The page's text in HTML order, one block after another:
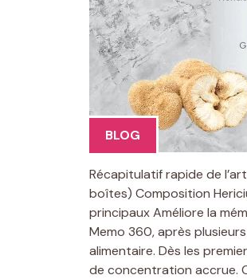
BLOG
Récapitulatif rapide de
boîtes) Composition
principaux Améliore la
Memo 360, après
alimentaire. Dès les
de concentration accrue.